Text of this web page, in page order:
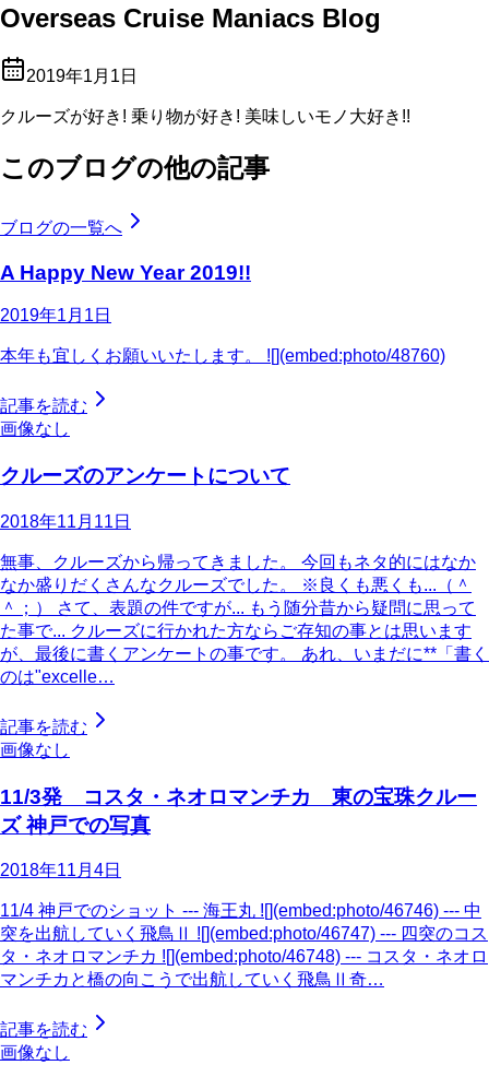
Overseas Cruise Maniacs Blog
2019年1月1日
クルーズが好き! 乗り物が好き! 美味しいモノ大好き!!
このブログの他の記事
ブログの一覧へ
A Happy New Year 2019!!
2019年1月1日
本年も宜しくお願いいたします。 ![](embed:photo/48760)
記事を読む
画像なし
クルーズのアンケートについて
2018年11月11日
無事、クルーズから帰ってきました。 今回もネタ的にはなか
なか盛りだくさんなクルーズでした。 ※良くも悪くも...（＾
＾；） さて、表題の件ですが... もう随分昔から疑問に思って
た事で... クルーズに行かれた方ならご存知の事とは思います
が、最後に書くアンケートの事です。 あれ、いまだに**「書く
のは"excelle…
記事を読む
画像なし
11/3発 コスタ・ネオロマンチカ 東の宝珠クルー
ズ 神戸での写真
2018年11月4日
11/4 神戸でのショット --- 海王丸 ![](embed:photo/46746) --- 中
突を出航していく飛鳥Ⅱ ![](embed:photo/46747) --- 四突のコス
タ・ネオロマンチカ ![](embed:photo/46748) --- コスタ・ネオロ
マンチカと橋の向こうで出航していく飛鳥Ⅱ奇…
記事を読む
画像なし